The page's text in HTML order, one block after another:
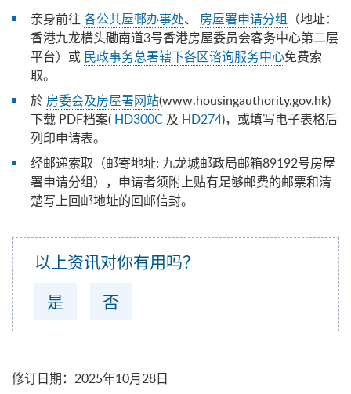
亲身前往 各公共屋邨办事处、 房屋署申请分组 （地址：
香港九龙横头磡南道3号香港房屋委员会客务中心第二层
平台）或 民政事务总署辖下各区谘询服务中心免费索
取。
於 房委会及房屋署网站(www.housingauthority.gov.hk)
下载 PDF档案( HD300C 及 HD274)，或填写电子表格后
列印申请表。
经邮递索取（邮寄地址: 九龙城邮政局邮箱89192号房屋
署申请分组），申请者须附上贴有足够邮费的邮票和清
楚写上回邮地址的回邮信封。
以上资讯对你有用吗？
是
否
修订日期： 2025年10月28日